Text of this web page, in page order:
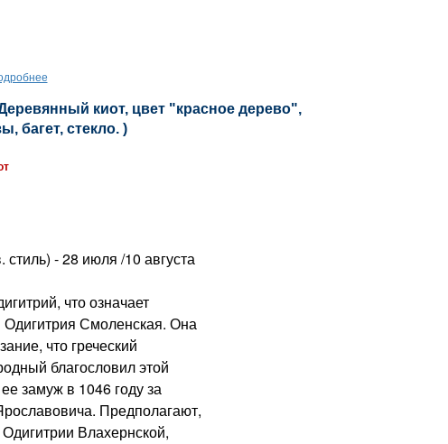
киот, цвет "красное дерево",
багет, стекло. )
- 28 июля /10 августа
что означает
Одигитрия Смоленская. Она
что греческий
благословил этой
замуж в 1046 году за
Предполагают,
Влахернской,